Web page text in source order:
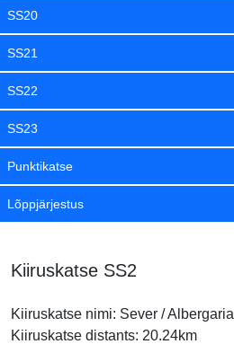
SS20
SS21
SS22
SS23
Punktikatse
Lõppjärjestus
Kiiruskatse SS2
Kiiruskatse nimi: Sever / Albergaria
Kiiruskatse distants: 20.24km